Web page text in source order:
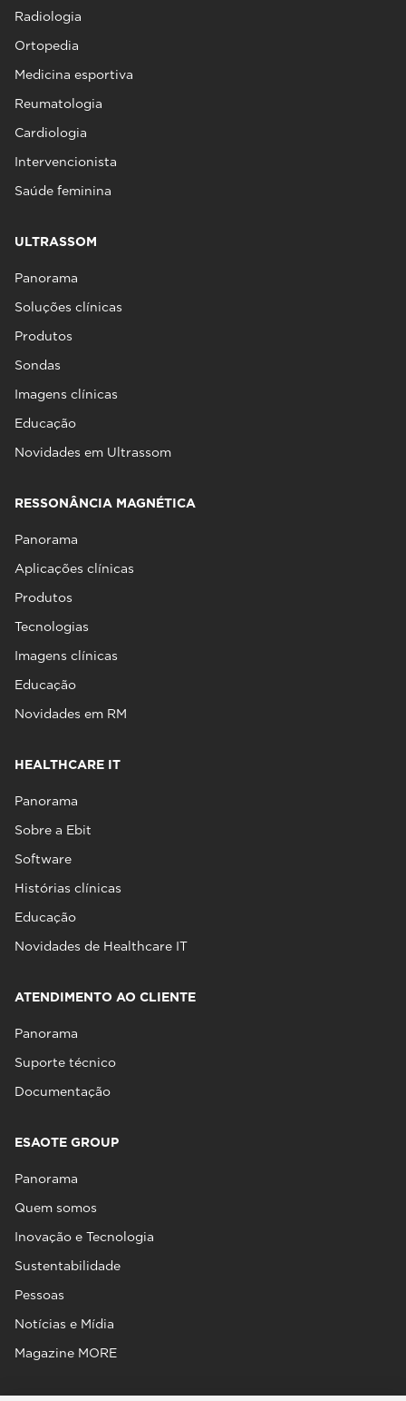
Radiologia
Ortopedia
Medicina esportiva
Reumatologia
Cardiologia
Intervencionista
Saúde feminina
ULTRASSOM
Panorama
Soluções clínicas
Produtos
Sondas
Imagens clínicas
Educação
Novidades em Ultrassom
RESSONÂNCIA MAGNÉTICA
Panorama
Aplicações clínicas
Produtos
Tecnologias
Imagens clínicas
Educação
Novidades em RM
HEALTHCARE IT
Panorama
Sobre a Ebit
Software
Histórias clínicas
Educação
Novidades de Healthcare IT
ATENDIMENTO AO CLIENTE
Panorama
Suporte técnico
Documentação
ESAOTE GROUP
Panorama
Quem somos
Inovação e Tecnologia
Sustentabilidade
Pessoas
Notícias e Mídia
Magazine MORE